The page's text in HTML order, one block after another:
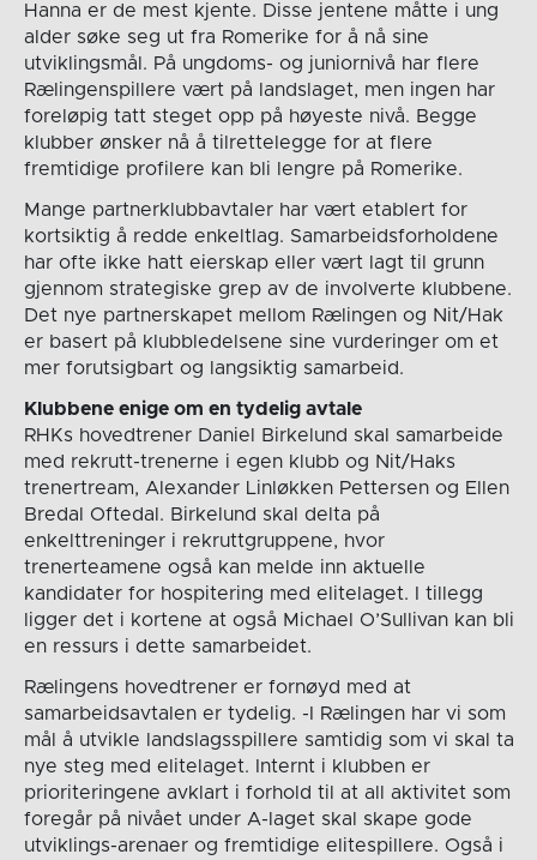
Hanna er de mest kjente. Disse jentene måtte i ung
alder søke seg ut fra Romerike for å nå sine
utviklingsmål. På ungdoms- og juniornivå har flere
Rælingenspillere vært på landslaget, men ingen har
foreløpig tatt steget opp på høyeste nivå. Begge
klubber ønsker nå å tilrettelegge for at flere
fremtidige profilere kan bli lengre på Romerike.
Mange partnerklubbavtaler har vært etablert for
kortsiktig å redde enkeltlag. Samarbeidsforholdene
har ofte ikke hatt eierskap eller vært lagt til grunn
gjennom strategiske grep av de involverte klubbene.
Det nye partnerskapet mellom Rælingen og Nit/Hak
er basert på klubbledelsene sine vurderinger om et
mer forutsigbart og langsiktig samarbeid.
Klubbene enige om en tydelig avtale
RHKs hovedtrener Daniel Birkelund skal samarbeide
med rekrutt-trenerne i egen klubb og Nit/Haks
trenertream, Alexander Linløkken Pettersen og Ellen
Bredal Oftedal. Birkelund skal delta på
enkelttreninger i rekruttgruppene, hvor
trenerteamene også kan melde inn aktuelle
kandidater for hospitering med elitelaget. I tillegg
ligger det i kortene at også Michael O’Sullivan kan bli
en ressurs i dette samarbeidet.
Rælingens hovedtrener er fornøyd med at
samarbeidsavtalen er tydelig. -I Rælingen har vi som
mål å utvikle landslagsspillere samtidig som vi skal ta
nye steg med elitelaget. Internt i klubben er
prioriteringene avklart i forhold til at all aktivitet som
foregår på nivået under A-laget skal skape gode
utviklings-arenaer og fremtidige elitespillere. Også i